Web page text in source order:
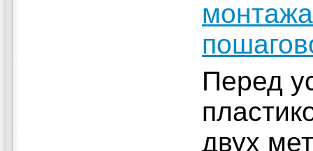
Перед
двух